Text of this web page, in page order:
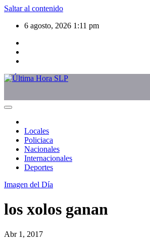
Saltar al contenido
6 agosto, 2026 1:11 pm
Locales
Policiaca
Nacionales
Internacionales
Deportes
Imagen del Día
los xolos ganan
Abr 1, 2017